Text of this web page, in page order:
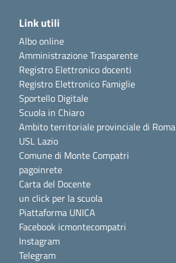
Link utili
Albo online
Amministrazione Trasparente
Registro Elettronico docenti
Registro Elettronico Famiglie
Sportello Digitale
Scuola in Chiaro
Ambito territoriale provinciale di Roma
USL Lazio
Comune di Monte Compatri
pagoinrete
Carta del Docente
un click per la scuola
Piattaforma UNICA
Facebook icmontecompatri
Instagram
Telegram